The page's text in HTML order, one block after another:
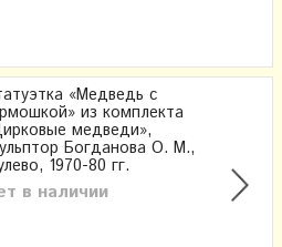
«Медведь с
из комплекта
медведи»,
Богданова О. М.,
1970-80 гг.
в наличии